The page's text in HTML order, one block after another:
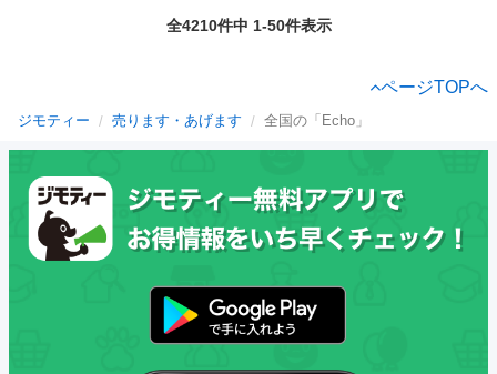
全4210件中 1-50件表示
ページTOPへ
ジモティー 売ります・あげます 全国の「Echo」